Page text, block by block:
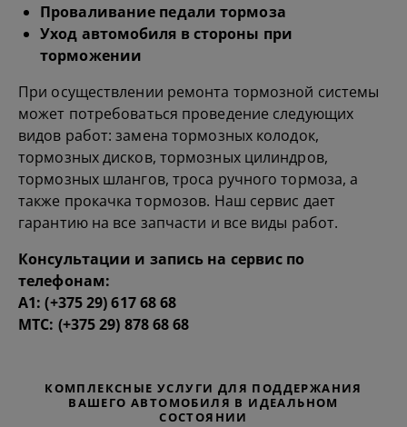
Проваливание педали тормоза
Уход автомобиля в стороны при
торможении
При осуществлении ремонта тормозной системы
может потребоваться проведение следующих
видов работ: замена тормозных колодок,
тормозных дисков, тормозных цилиндров,
тормозных шлангов, троса ручного тормоза, а
также прокачка тормозов. Наш сервис дает
гарантию на все запчасти и все виды работ.
Консультации и запись на сервис по
телефонам:
А1:(+375 29) 617 68 68
МТС: (+375 29) 878 68 68
КОМПЛЕКСНЫЕ УСЛУГИ ДЛЯ ПОДДЕРЖАНИЯ
ВАШЕГО АВТОМОБИЛЯ В ИДЕАЛЬНОМ
СОСТОЯНИИ